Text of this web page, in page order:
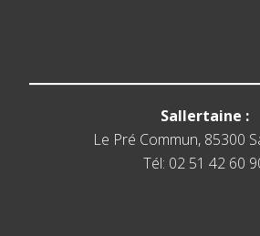
Sallertaine :
Le Pré Commun, 85300
Tél: 02 51 42 60